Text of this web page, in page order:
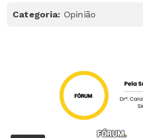
Categoria: Opinião